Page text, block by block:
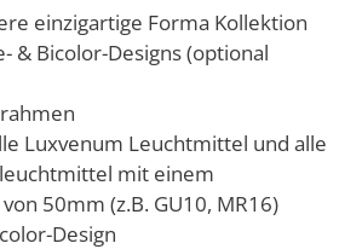
einzigartige Forma Kollektion
& Bicolor-Designs (optional
Luxvenum Leuchtmittel und alle
mit einem
50mm (z.B. GU10, MR16)
Design